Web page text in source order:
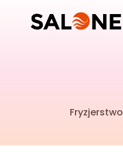
Fryzjerstwo